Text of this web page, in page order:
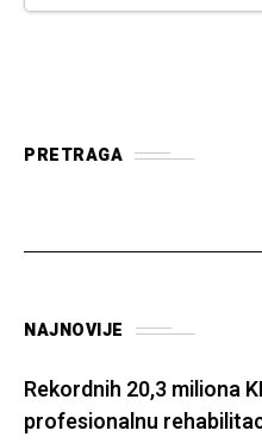
PRETRAGA
NAJNOVIJE
Rekordnih 20,3 miliona
profesionalnu